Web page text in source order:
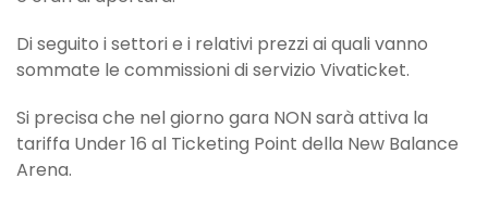
Di seguito i settori e i relativi prezzi ai quali vanno
sommate le commissioni di servizio Vivaticket.
Si precisa che nel giorno gara NON sarà attiva la
tariffa Under 16 al Ticketing Point della New Balance
Arena.